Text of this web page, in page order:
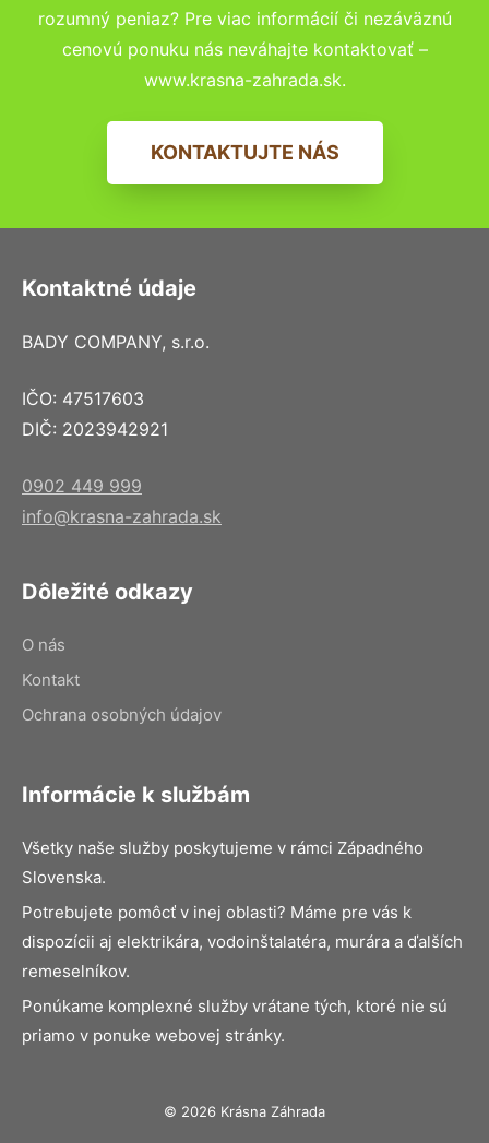
rozumný peniaz? Pre viac informácií či nezáväznú
cenovú ponuku nás neváhajte kontaktovať –
www.krasna-zahrada.sk.
KONTAKTUJTE NÁS
Kontaktné údaje
BADY COMPANY, s.r.o.
IČO: 47517603
DIČ: 2023942921
0902 449 999
info@krasna-zahrada.sk
Dôležité odkazy
O nás
Kontakt
Ochrana osobných údajov
Informácie k službám
Všetky naše služby poskytujeme v rámci Západného
Slovenska.
Potrebujete pomôcť v inej oblasti? Máme pre vás k
dispozícii aj elektrikára, vodoinštalatéra, murára a ďalších
remeselníkov.
Ponúkame komplexné služby vrátane tých, ktoré nie sú
priamo v ponuke webovej stránky.
© 2026 Krásna Záhrada